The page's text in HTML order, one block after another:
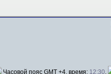
Часовой пояс GMT +4, время: 12:30.